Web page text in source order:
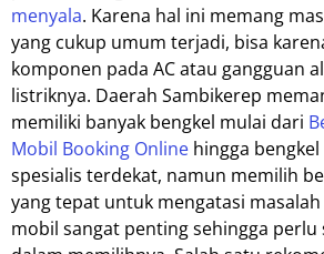
menyala. Karena hal ini memang
yang cukup umum terjadi, bisa
komponen pada AC atau gangguan
listriknya. Daerah Sambikerep
memiliki banyak bengkel mulai dari
Mobil Booking Online hingga bengkel
spesialis terdekat, namun memilih
yang tepat untuk mengatasi masalah
mobil sangat penting sehingga perlu